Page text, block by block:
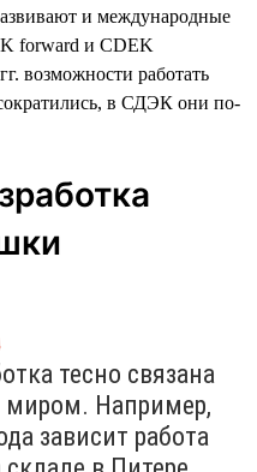
и международные
forward и CDEK
возможности работать
в СДЭК они по-
тесно связана
Например,
зависит работа